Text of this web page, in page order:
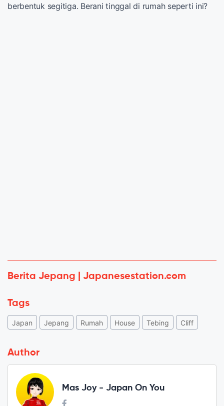
berbentuk segitiga. Berani tinggal di rumah seperti ini?
Berita Jepang | Japanesestation.com
Tags
Japan Jepang Rumah House Tebing Cliff
Author
Mas Joy - Japan On You